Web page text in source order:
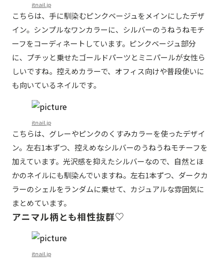
itnail.jp
こちらは、手に馴染むピンクベージュをメインにしたデザ
イン。シンプルなワンカラーに、シルバーのうねうねモチ
ーフをコーディネートしています。ピンクベージュ部分
に、プチッと乗せたゴールドパーツとミニパールが女性ら
しいですね。控えめカラーで、オフィス向けや普段使いに
も向いているネイルです。
itnail.jp
こちらは、グレーやピンクのくすみカラーを使ったデザイ
ン。左右1本ずつ、控えめなシルバーのうねうねモチーフを
加えています。光沢感を抑えたシルバーなので、自然とほ
かのネイルにも馴染んでいますね。左右1本ずつ、ダークカ
ラーのシェルをランダムに乗せて、カジュアルな雰囲気に
まとめています。
アニマル柄とも相性抜群♡
itnail.jp